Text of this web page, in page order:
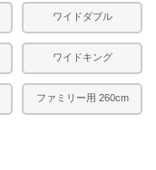
ワイドダブル
ワイドキング
ファミリー用 260cm